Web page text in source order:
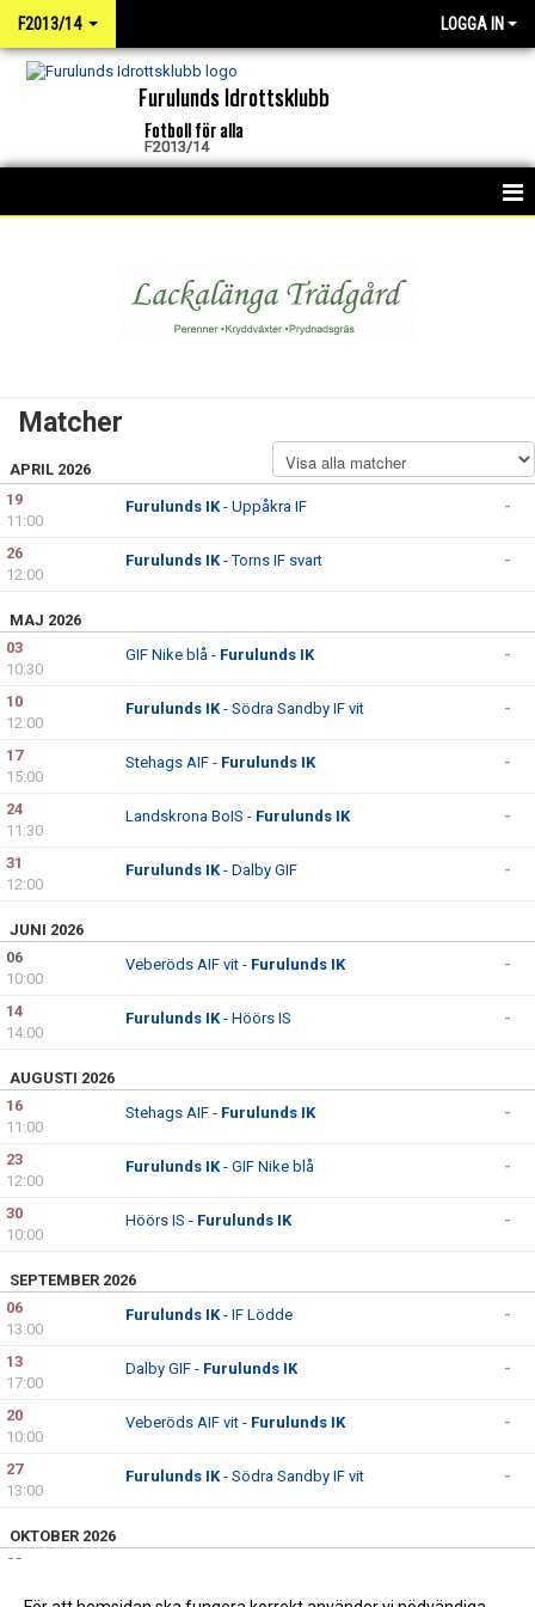
F2013/14 LOGGA IN
Furulunds Idrottsklubb
Fotboll för alla
F2013/14
BILDGALLERI
DOKUMENT
Matcher
APRIL 2026
19
11:00
Furulunds IK- Uppåkra IF -
26
12:00
Furulunds IK- Torns IF svart -
MAJ 2026
03
10:30
GIF Nike blå - Furulunds IK -
10
12:00
Furulunds IK- Södra Sandby IF vit -
17
15:00
Stehags AIF - Furulunds IK -
24
11:30
Landskrona BoIS - Furulunds IK -
31
12:00
Furulunds IK- Dalby GIF -
JUNI 2026
06
10:00
Veberöds AIF vit - Furulunds IK -
14
14:00
Furulunds IK- Höörs IS -
AUGUSTI 2026
16
11:00
Stehags AIF - Furulunds IK -
23
12:00
Furulunds IK- GIF Nike blå -
30
10:00
Höörs IS - Furulunds IK -
SEPTEMBER 2026
06
13:00
Furulunds IK- IF Lödde -
13
17:00
Dalby GIF - Furulunds IK -
20
10:00
Veberöds AIF vit - Furulunds IK -
27
13:00
Furulunds IK- Södra Sandby IF vit -
OKTOBER 2026
03